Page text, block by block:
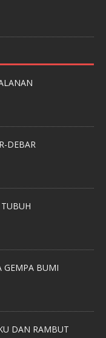
DEBAR
GEMPA BUMI
DAN RAMBUT